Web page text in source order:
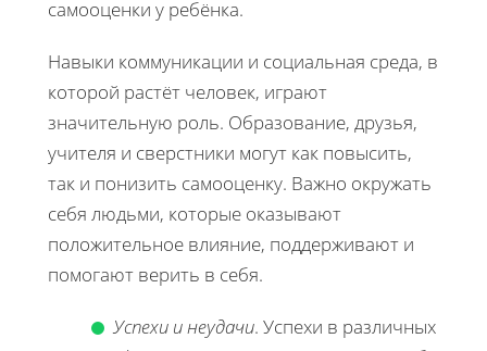
самооценки у ребёнка.
Навыки коммуникации и социальная среда, в
которой растёт человек, играют
значительную роль. Образование, друзья,
учителя и сверстники могут как повысить,
так и понизить самооценку. Важно окружать
себя людьми, которые оказывают
положительное влияние, поддерживают и
помогают верить в себя.
Успехи и неудачи. Успехи в различных